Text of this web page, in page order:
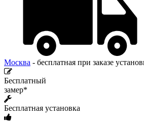
Москва - бесплатная при заказе
Бесплатный
замер*
Бесплатная установка